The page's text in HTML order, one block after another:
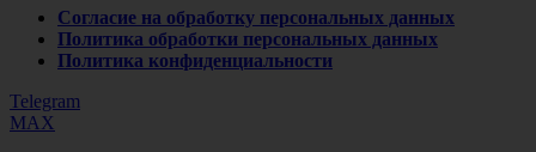
Согласие на обработку персональных данных
Политика обработки персональных данных
Политика конфиденциальности
Telegram
MAX